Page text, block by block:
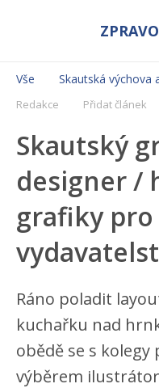
Vše Skautská výchova
Redakce Přidat článek
Skautský
designer /
grafiky
Ráno poladit
kuchařku nad
obědě se s
výběrem